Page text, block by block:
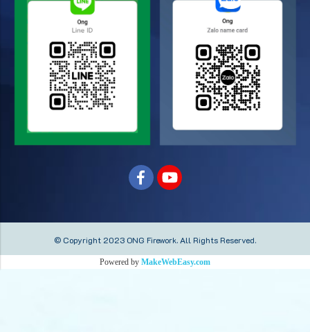
© Copyright 2023 ONG Firework.All Rights Reserved.
Powered by MakeWebEasy.com